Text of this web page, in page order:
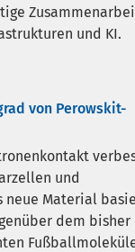
und KI.
von Perowskit-
und
neue Material
dem bisher